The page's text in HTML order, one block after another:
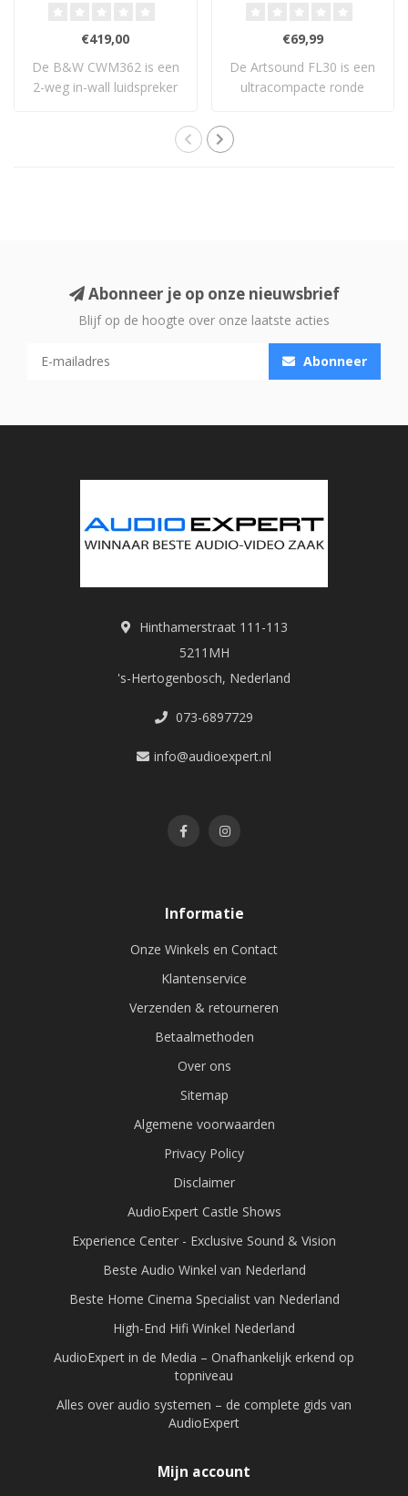
€419,00
De B&W CWM362 is een
2-weg in-wall luidspreker
€69,99
De Artsound FL30 is een
ultracompacte ronde
Abonneer je op onze nieuwsbrief
Blijf op de hoogte over onze laatste acties
Abonneer
Hinthamerstraat 111-113
5211MH
's-Hertogenbosch, Nederland
073-6897729
info@audioexpert.nl
Informatie
Onze Winkels en Contact
Klantenservice
Verzenden & retourneren
Betaalmethoden
Over ons
Sitemap
Algemene voorwaarden
Privacy Policy
Disclaimer
AudioExpert Castle Shows
Experience Center - Exclusive Sound & Vision
Beste Audio Winkel van Nederland
Beste Home Cinema Specialist van Nederland
High-End Hifi Winkel Nederland
AudioExpert in de Media – Onafhankelijk erkend op
topniveau
Alles over audio systemen – de complete gids van
AudioExpert
Mijn account